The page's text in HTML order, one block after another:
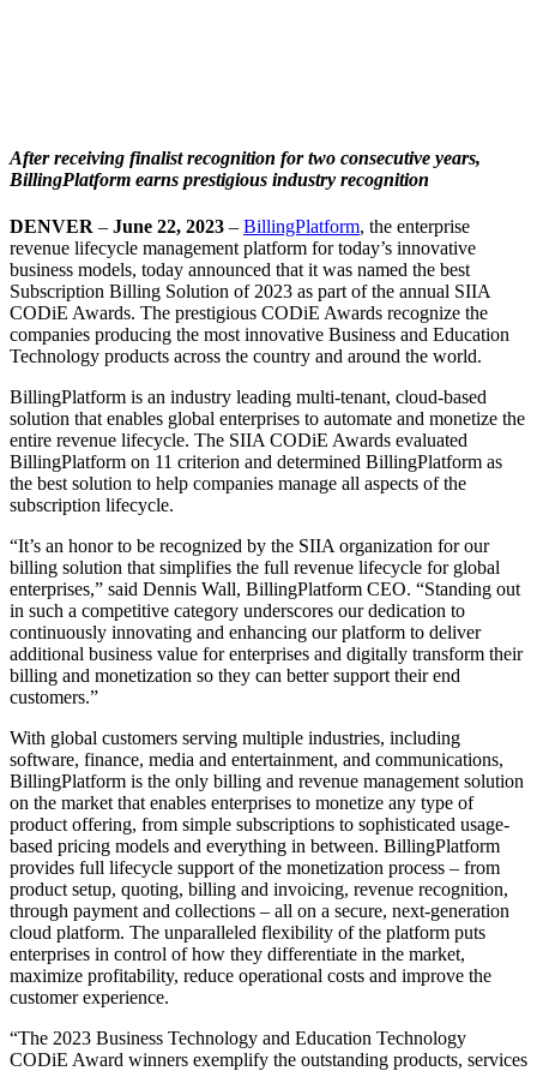
After receiving finalist recognition for two consecutive years,
BillingPlatform earns prestigious industry recognition
DENVER – June 22, 2023 – BillingPlatform, the enterprise
revenue lifecycle management platform for today’s innovative
business models, today announced that it was named the best
Subscription Billing Solution of 2023 as part of the annual SIIA
CODiE Awards. The prestigious CODiE Awards recognize the
companies producing the most innovative Business and Education
Technology products across the country and around the world.
BillingPlatform is an industry leading multi-tenant, cloud-based
solution that enables global enterprises to automate and monetize the
entire revenue lifecycle. The SIIA CODiE Awards evaluated
BillingPlatform on 11 criterion and determined BillingPlatform as
the best solution to help companies manage all aspects of the
subscription lifecycle.
“It’s an honor to be recognized by the SIIA organization for our
billing solution that simplifies the full revenue lifecycle for global
enterprises,” said Dennis Wall, BillingPlatform CEO. “Standing out
in such a competitive category underscores our dedication to
continuously innovating and enhancing our platform to deliver
additional business value for enterprises and digitally transform their
billing and monetization so they can better support their end
customers.”
With global customers serving multiple industries, including
software, finance, media and entertainment, and communications,
BillingPlatform is the only billing and revenue management solution
on the market that enables enterprises to monetize any type of
product offering, from simple subscriptions to sophisticated usage-
based pricing models and everything in between. BillingPlatform
provides full lifecycle support of the monetization process – from
product setup, quoting, billing and invoicing, revenue recognition,
through payment and collections – all on a secure, next-generation
cloud platform. The unparalleled flexibility of the platform puts
enterprises in control of how they differentiate in the market,
maximize profitability, reduce operational costs and improve the
customer experience.
“The 2023 Business Technology and Education Technology
CODiE Award winners exemplify the outstanding products, services